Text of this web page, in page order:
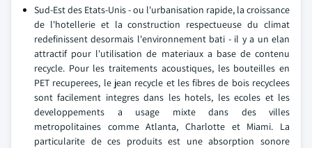
Sud-Est des Etats-Unis - ou l'urbanisation rapide, la croissance
de l'hotellerie et la construction respectueuse du climat
redefinissent desormais l'environnement bati - il y a un elan
attractif pour l'utilisation de materiaux a base de contenu
recycle. Pour les traitements acoustiques, les bouteilles en
PET recuperees, le jean recycle et les fibres de bois recyclees
sont facilement integres dans les hotels, les ecoles et les
developpements a usage mixte dans des villes
metropolitaines comme Atlanta, Charlotte et Miami. La
particularite de ces produits est une absorption sonore